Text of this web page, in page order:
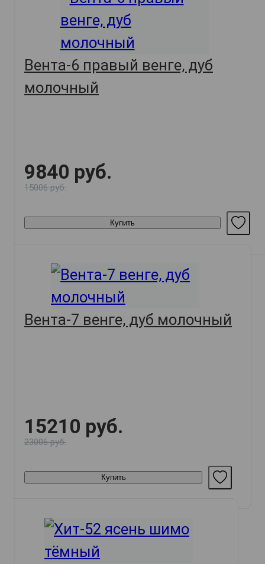
Вента-6 правый венге, дуб
молочный
9840 руб.
15006 руб.
Купить
Вента-7 венге, дуб молочный
15210 руб.
23006 руб.
Купить